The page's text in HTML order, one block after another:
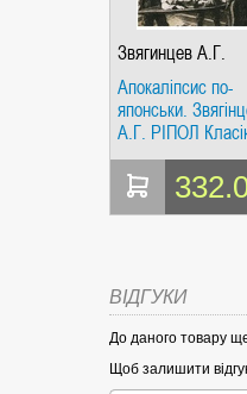
Звягинцев А.Г.
Апокаліпсис по-
японськи.
А.Г. РІПОЛ
ВІДГУКИ
До даного товару
Щоб залишити